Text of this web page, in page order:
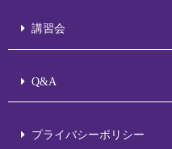
講習会
Q&A
プライバシーポリシー